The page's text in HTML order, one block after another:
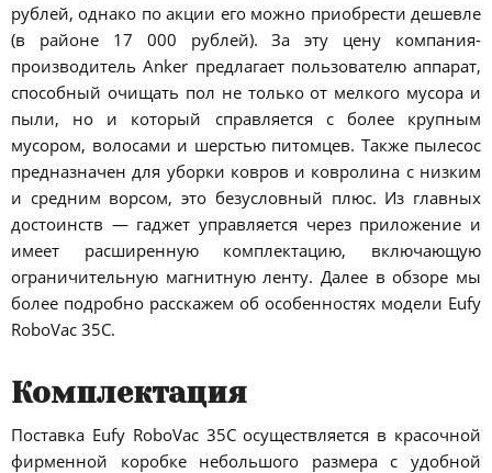
рублей, однако по акции его можно приобрести дешевле
(в районе 17 000 рублей). За эту цену компания-
производитель Anker предлагает пользователю аппарат,
способный очищать пол не только от мелкого мусора и
пыли, но и который справляется с более крупным
мусором, волосами и шерстью питомцев. Также пылесос
предназначен для уборки ковров и ковролина с низким
и средним ворсом, это безусловный плюс. Из главных
достоинств — гаджет управляется через приложение и
имеет расширенную комплектацию, включающую
ограничительную магнитную ленту. Далее в обзоре мы
более подробно расскажем об особенностях модели Eufy
RoboVac 35C.
Комплектация
Поставка Eufy RoboVac 35C осуществляется в красочной
фирменной коробке небольшого размера с удобной